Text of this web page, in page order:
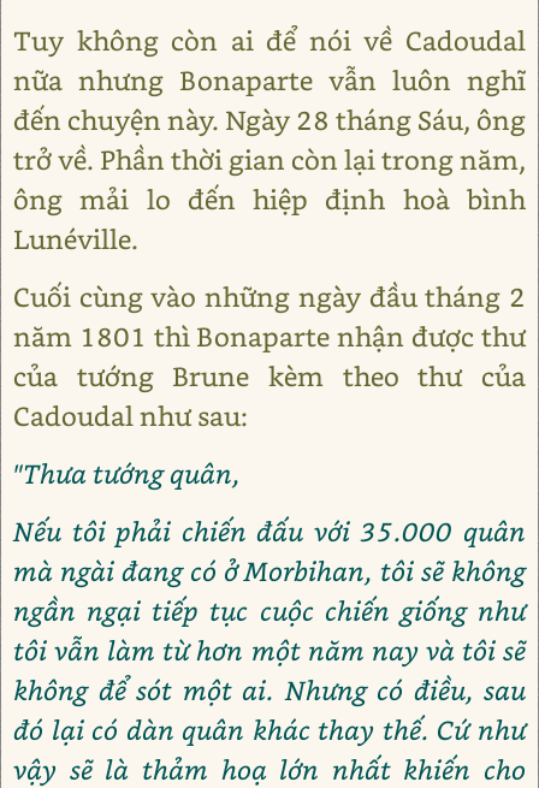
Tuy không còn ai để nói về Cadoudal
nữa nhưng Bonaparte vẫn luôn nghĩ
đến chuyện này. Ngày 28 tháng Sáu, ông
trở về. Phần thời gian còn lại trong năm,
ông mải lo đến hiệp định hoà bình
Lunéville.
Cuối cùng vào những ngày đầu tháng 2
năm 1801 thì Bonaparte nhận được thư
của tướng Brune kèm theo thư của
Cadoudal như sau:
"Thưa tướng quân,
Nếu tôi phải chiến đấu với 35.000 quân
mà ngài đang có ở Morbihan, tôi sẽ không
ngần ngại tiếp tục cuộc chiến giống như
tôi vẫn làm từ hơn một năm nay và tôi sẽ
không để sót một ai. Nhưng có điều, sau
đó lại có dàn quân khác thay thế. Cứ như
vậy sẽ là thảm hoạ lớn nhất khiến cho